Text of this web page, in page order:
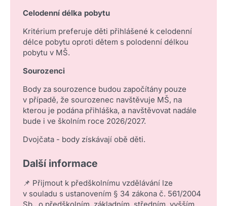
Celodenní délka pobytu
Kritérium preferuje děti přihlášené k celodenní
délce pobytu oproti dětem s polodenní délkou
pobytu v MŠ.
Sourozenci
Body za sourozence budou započítány pouze
v případě, že sourozenec navštěvuje MŠ, na
kterou je podána přihláška, a navštěvovat nadále
bude i ve školním roce 2026/2027.
Dvojčata - body získávají obě děti.
Další informace
📌 Přijmout k předškolnímu vzdělávání lze
v souladu s ustanovením § 34 zákona č. 561/2004